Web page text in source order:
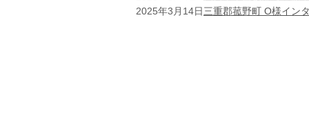
2025年3月14日三重郡菰野町 O様イン